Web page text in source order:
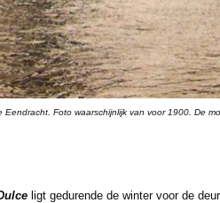
Foto waarschijnlijk van voor 1900. De
ligt gedurende de winter voor de